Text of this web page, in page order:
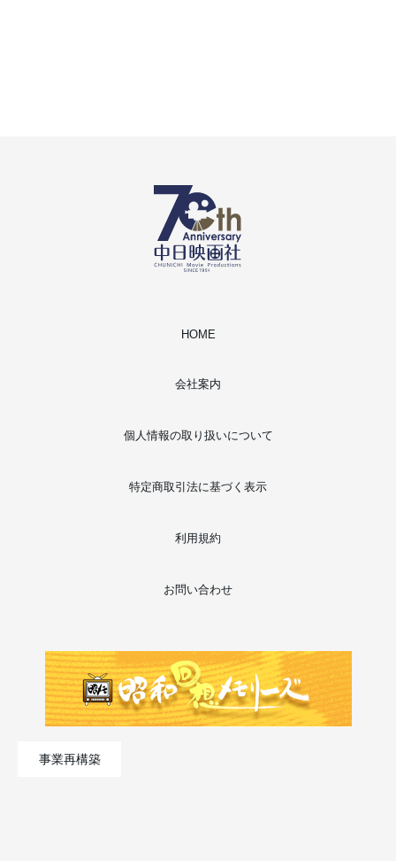
HOME
会社案内
個人情報の取り扱いについて
特定商取引法に基づく表示
利用規約
お問い合わせ
事業再構築